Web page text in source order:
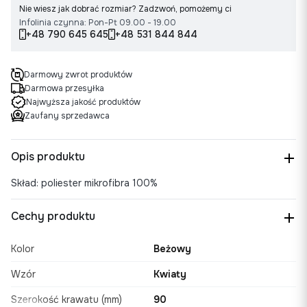
Nie wiesz jak dobrać rozmiar? Zadzwoń, pomożemy ci
Infolinia czynna: Pon-Pt 09.00 - 19.00
+48 790 645 645 +48 531 844 844
Darmowy zwrot produktów
Darmowa przesyłka
Najwyższa jakość produktów
Zaufany sprzedawca
Opis produktu
Skład: poliester mikrofibra 100%
Cechy produktu
Kolor Beżowy
Wzór Kwiaty
Szerokość krawatu (mm) 90